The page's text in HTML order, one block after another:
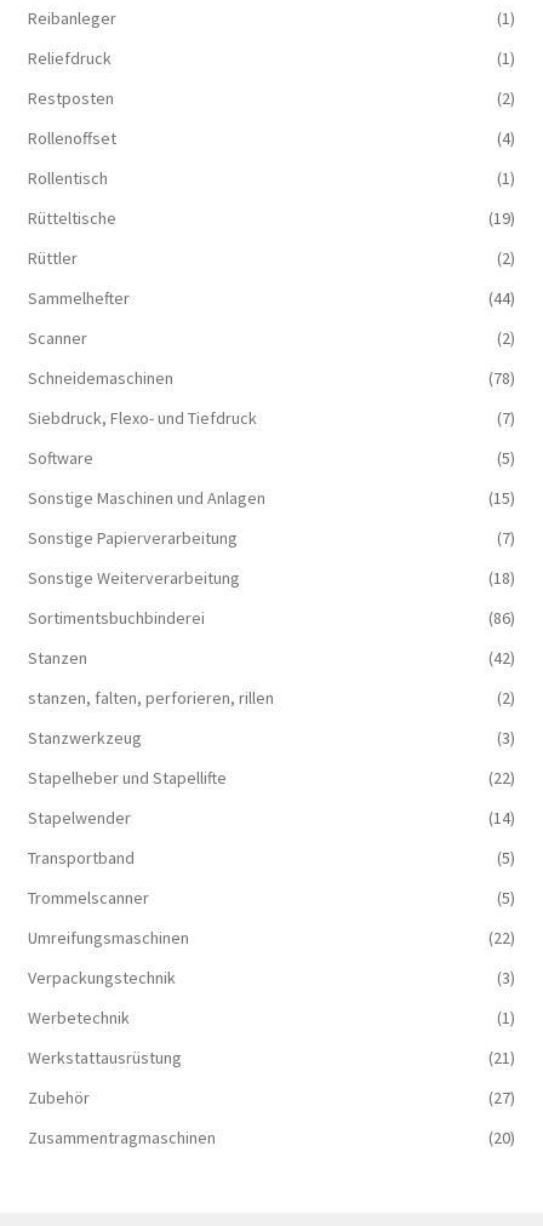
Reibanleger
(1)
Reliefdruck
(1)
Restposten
(2)
Rollenoffset
(4)
Rollentisch
(1)
Rütteltische
(19)
Rüttler
(2)
Sammelhefter
(44)
Scanner
(2)
Schneidemaschinen
(78)
Siebdruck, Flexo- und Tiefdruck
(7)
Software
(5)
Sonstige Maschinen und Anlagen
(15)
Sonstige Papierverarbeitung
(7)
Sonstige Weiterverarbeitung
(18)
Sortimentsbuchbinderei
(86)
Stanzen
(42)
stanzen, falten, perforieren, rillen
(2)
Stanzwerkzeug
(3)
Stapelheber und Stapellifte
(22)
Stapelwender
(14)
Transportband
(5)
Trommelscanner
(5)
Umreifungsmaschinen
(22)
Verpackungstechnik
(3)
Werbetechnik
(1)
Werkstattausrüstung
(21)
Zubehör
(27)
Zusammentragmaschinen
(20)